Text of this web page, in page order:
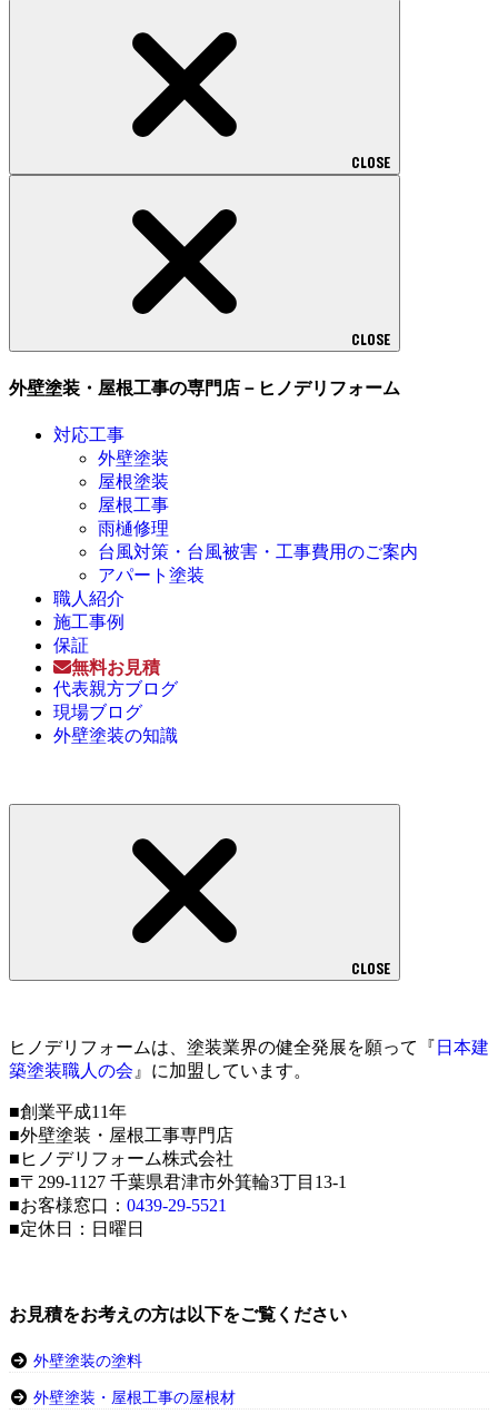
CLOSE
CLOSE
外壁塗装・屋根工事の専門店－ヒノデリフォーム
対応工事
外壁塗装
屋根塗装
屋根工事
雨樋修理
台風対策・台風被害・工事費用のご案内
アパート塗装
職人紹介
施工事例
保証
無料お見積
代表親方ブログ
現場ブログ
外壁塗装の知識
CLOSE
ヒノデリフォームは、塗装業界の健全発展を願って『 日本建
築塗装職人の会 』に加盟しています。
■創業平成11年
■外壁塗装・屋根工事専門店
■ヒノデリフォーム株式会社
■〒299-1127 千葉県君津市外箕輪3丁目13-1
■お客様窓口： 0439-29-5521
■定休日：日曜日
お見積をお考えの方は以下をご覧ください
外壁塗装の塗料
外壁塗装・屋根工事の屋根材